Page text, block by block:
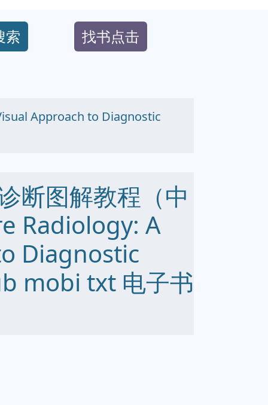
索 找书点击
Approach to Diagnostic
断图解教程（中
Radiology: A
Diagnostic
mobi txt 电子书